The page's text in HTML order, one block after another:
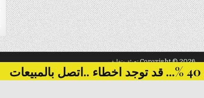
Copyright © 2026 تعبئة وتغليف
Design by ThemesDNA.com